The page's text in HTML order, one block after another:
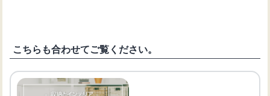
こちらも合わせてご覧ください。